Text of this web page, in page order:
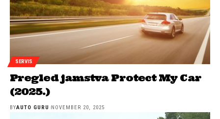
SERVIS
Pregled jamstva Protect My Car
(2025.)
BYAUTO GURU NOVEMBER 20, 2025